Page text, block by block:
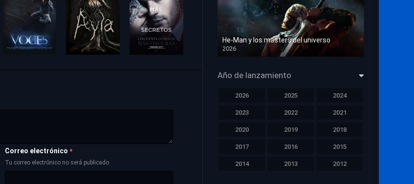
Correo electrónico *
Tu correo electrónico no será publicado
He-Man y los masters del universo
2026
HD 1080p
Año de lanzamiento
2026 2025 2024
2023 2022 2021
2020 2019 2018
2017 2016 2015
2014 2013 2012